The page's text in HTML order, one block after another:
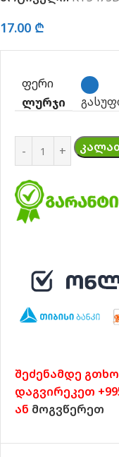
17.00 ₾
ᲤᲔᲠᲘ
ᲚᲣᲠᲯᲘ
შეძენამდე
დაგვირეკეთ
ან მოგვწერეთ